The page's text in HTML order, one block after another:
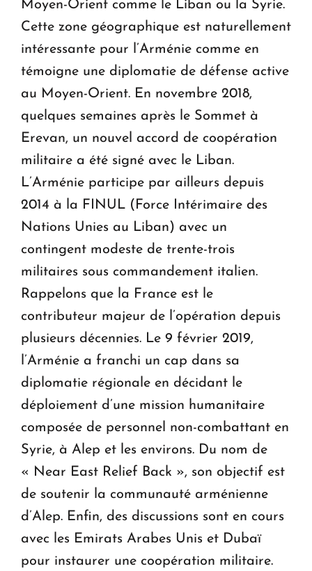
Moyen-Orient comme le Liban ou la Syrie.
Cette zone géographique est naturellement
intéressante pour l’Arménie comme en
témoigne une diplomatie de défense active
au Moyen-Orient. En novembre 2018,
quelques semaines après le Sommet à
Erevan, un nouvel accord de coopération
militaire a été signé avec le Liban.
L’Arménie participe par ailleurs depuis
2014 à la FINUL (Force Intérimaire des
Nations Unies au Liban) avec un
contingent modeste de trente-trois
militaires sous commandement italien.
Rappelons que la France est le
contributeur majeur de l’opération depuis
plusieurs décennies. Le 9 février 2019,
l’Arménie a franchi un cap dans sa
diplomatie régionale en décidant le
déploiement d’une mission humanitaire
composée de personnel non-combattant en
Syrie, à Alep et les environs. Du nom de
« Near East Relief Back », son objectif est
de soutenir la communauté arménienne
d’Alep. Enfin, des discussions sont en cours
avec les Emirats Arabes Unis et Dubaï
pour instaurer une coopération militaire.